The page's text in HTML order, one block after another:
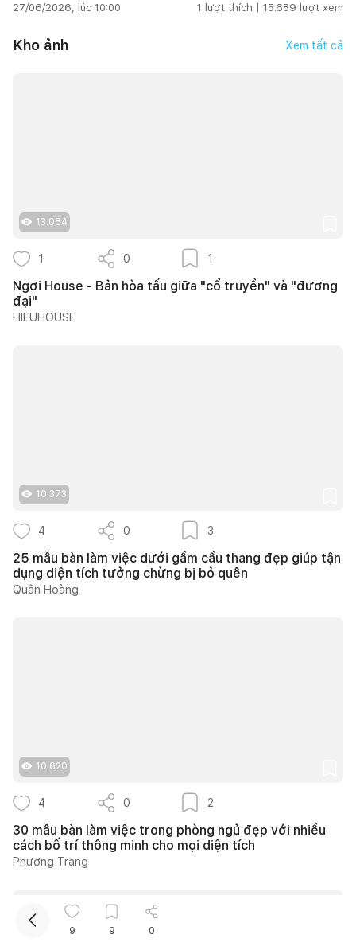
27/06/2026, lúc 10:00 1 lượt thích | 15.689 lượt xem
Kho ảnh Xem tất cả
13.084
1 0 1
Ngơi House - Bản hòa tấu giữa "cổ truyền" và "đương
đại"
HIEUHOUSE
10.373
4 0 3
25 mẫu bàn làm việc dưới gầm cầu thang đẹp giúp tận
dụng diện tích tưởng chừng bị bỏ quên
Quân Hoàng
10.620
4 0 2
30 mẫu bàn làm việc trong phòng ngủ đẹp với nhiều
cách bố trí thông minh cho mọi diện tích
Phương Trang
9 9 0
Mua sắm hoàn thiện nhà